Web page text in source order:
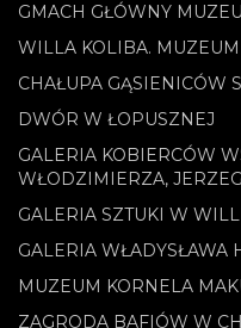
GMACH GŁÓWNY
WILLA KOLIBA.
CHAŁUPA GĄSIENICÓW
DWÓR W ŁOPUSZNEJ
GALERIA KOBIERCÓW
WŁODZIMIERZA,
GALERIA SZTUKI W
GALERIA WŁADYSŁAWA
MUZEUM KORNELA
ZAGRODA BAFIÓW W